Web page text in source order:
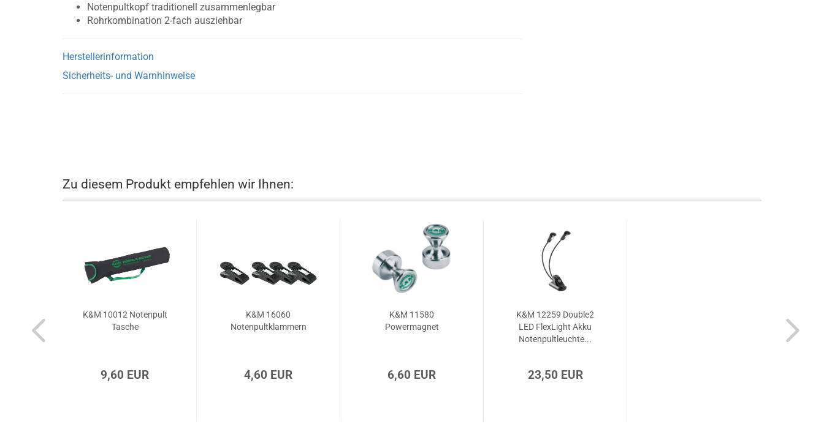
Notenpultkopf traditionell zusammenlegbar
Rohrkombination 2-fach ausziehbar
Herstellerinformation
Sicherheits- und Warnhinweise
Zu diesem Produkt empfehlen wir Ihnen:
K&M 10012 Notenpult
Tasche
9,60 EUR
K&M 16060
Notenpultklammern
4,60 EUR
K&M 11580
Powermagnet
6,60 EUR
K&M 12259 Double2
LED FlexLight Akku
Notenpultleuchte...
23,50 EUR